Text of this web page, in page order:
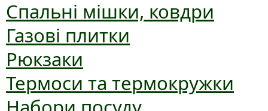
Спальні мішки, ковдри
Газові плитки
Рюкзаки
Термоси та термокружки